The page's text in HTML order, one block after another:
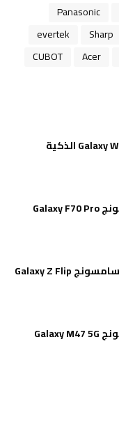
Panasonic
Sharp
evertek
Acer
CUBOT
مواصفات هاتف سامسونج Galaxy F70 Pro
جميع مواصفات هاتف سامسونج Galaxy Z Flip
مواصفات هاتف سامسونج Galaxy M47 5G